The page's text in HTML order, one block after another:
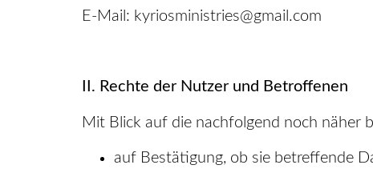
E-Mail: kyriosministries@gmail.com
II. Rechte der Nutzer und Betroffenen
Mit Blick auf die nachfolgend noch näher
auf Bestätigung, ob sie betreffende